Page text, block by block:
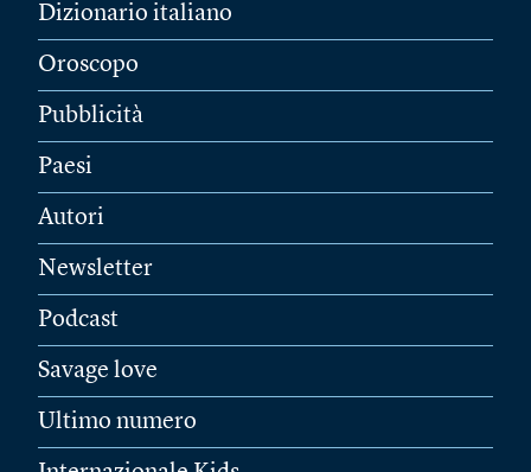
Dizionario italiano
Oroscopo
Pubblicità
Paesi
Autori
Newsletter
Podcast
Savage love
Ultimo numero